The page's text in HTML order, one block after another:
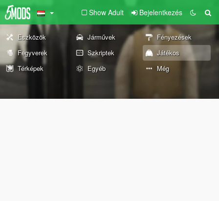
Show Adult Bejelentkezés
Eszközök Járművek
Fényezések
Fegyverek
Szkriptek
Játékos
Térképek
Egyéb Még